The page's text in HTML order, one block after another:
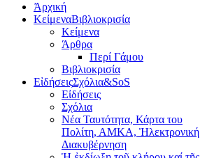
Ἀρχική
ΚείμεναΒιβλιοκρισία
Κείμενα
Άρθρα
Περί Γάμου
Βιβλιοκρισία
ΕἰδήσειςΣχόλια&SoS
Εἰδήσεις
Σχόλια
Νέα Ταυτότητα, Κάρτα του
Πολίτη, ΑΜΚΑ, Ἠλεκτρονική
Διακυβέρνηση